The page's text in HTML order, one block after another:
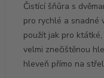
Čistící šňůra s
pro rychlé a snadné
použít jak pro
velmi znečištěnou
hleveň přímo na